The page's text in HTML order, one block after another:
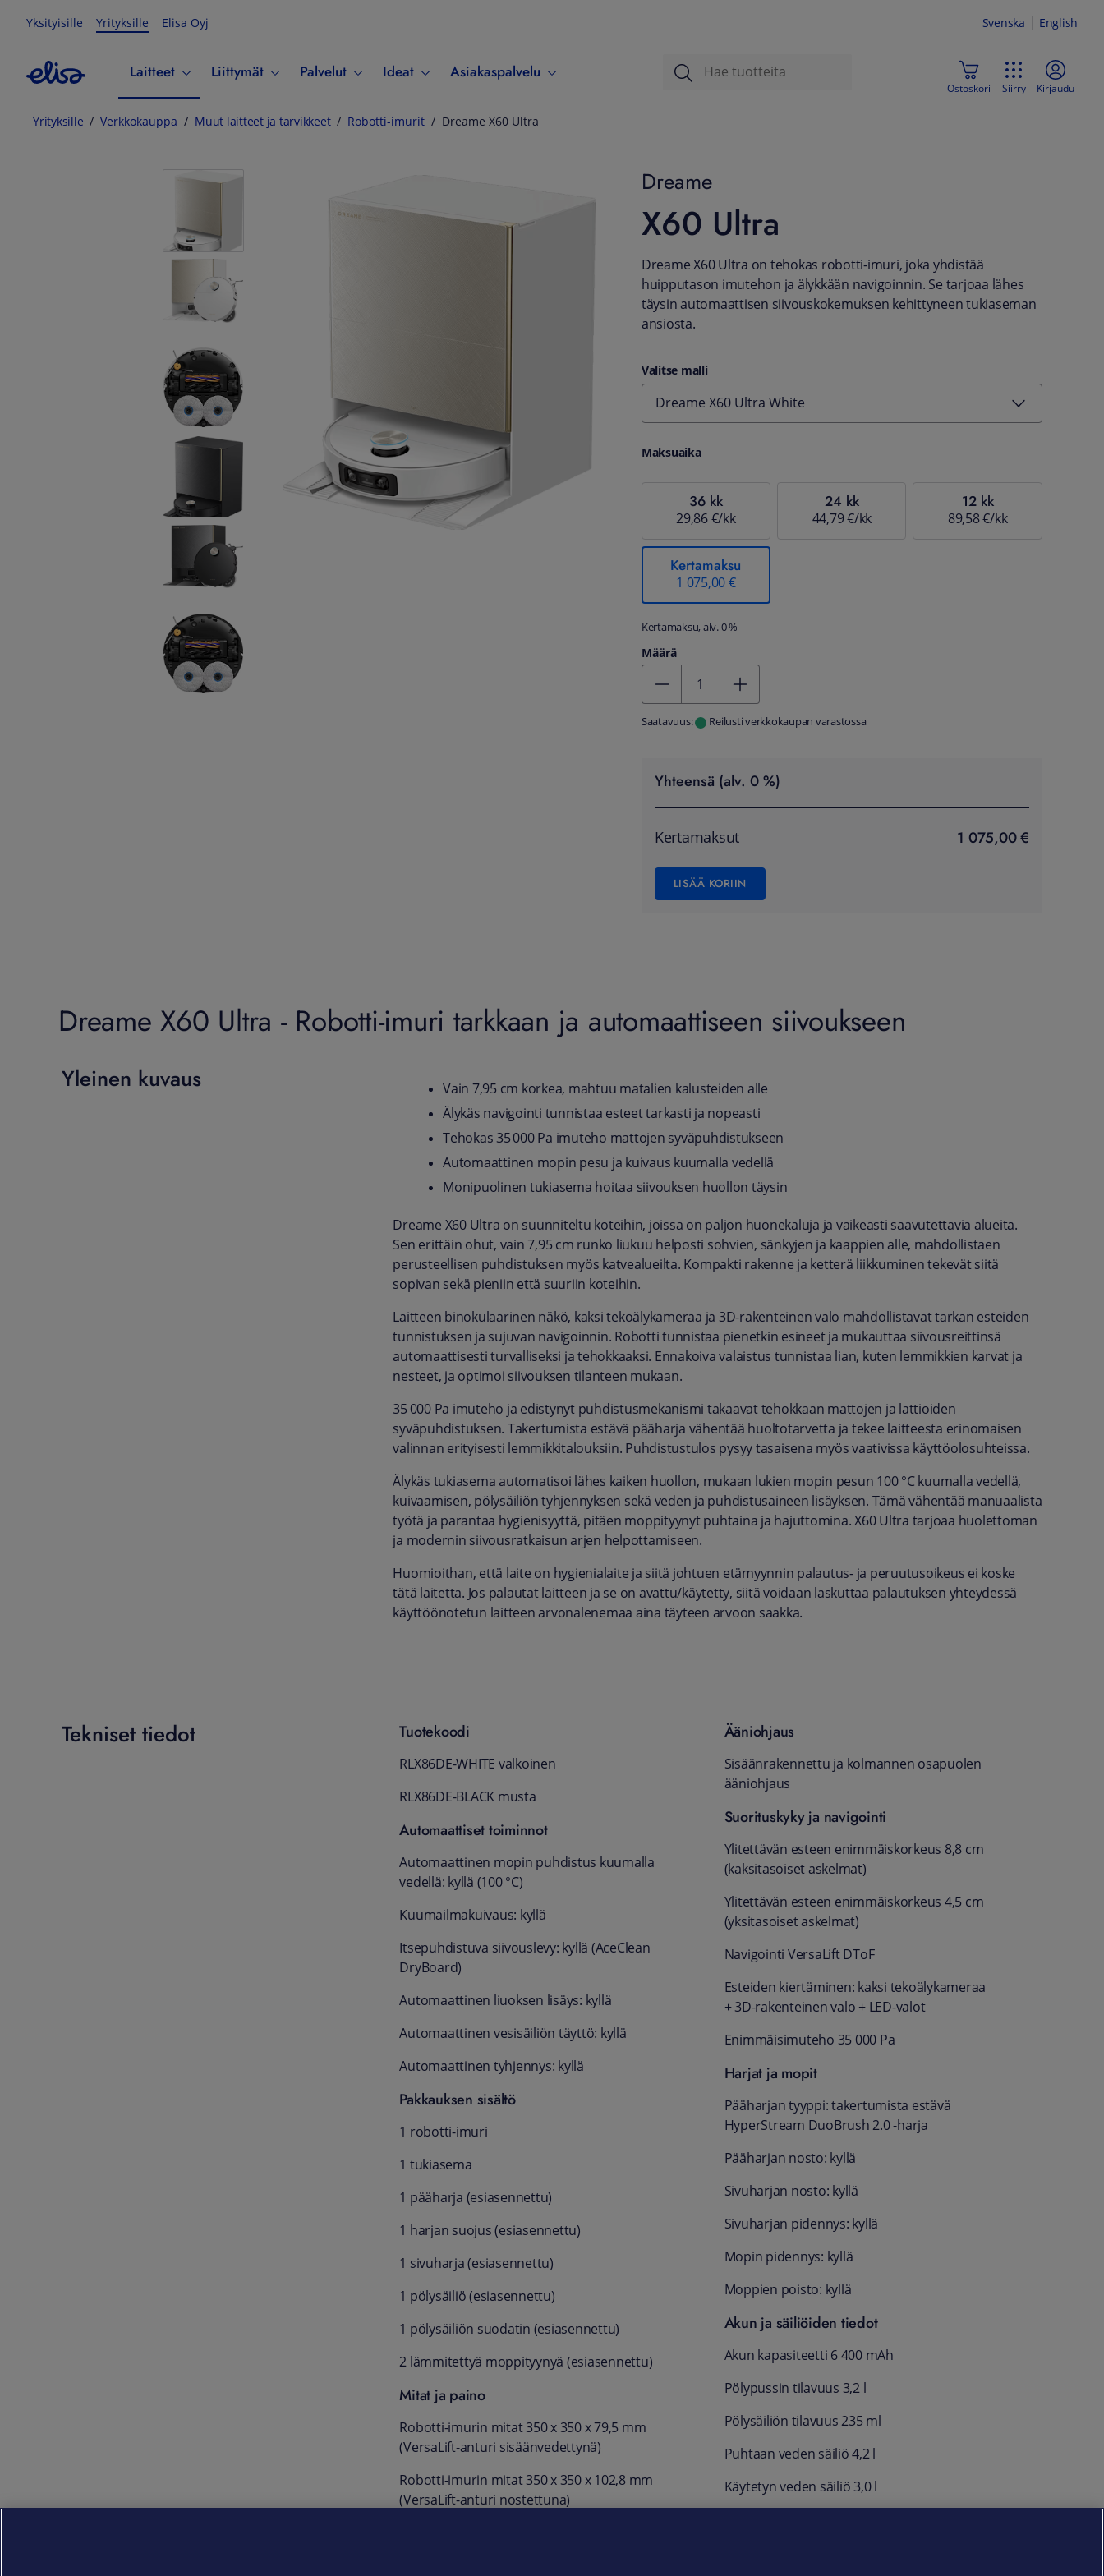
Yksityisille Yrityksille Elisa Oyj Svenska English
Laitteet Liittymät Palvelut Ideat Asiakaspalvelu
Ostoskori Siirry Kirjaudu
Yrityksille Verkkokauppa Muut laitteet ja tarvikkeet Robotti-imurit Dreame X60 Ultra
Dreame
X60 Ultra
Dreame X60 Ultra on tehokas robotti-imuri, joka yhdistää
huipputason imutehon ja älykkään navigoinnin. Se tarjoaa lähes
täysin automaattisen siivouskokemuksen kehittyneen tukiaseman
ansiosta.
Valitse malli
Dreame X60 Ultra White
Maksuaika
36 kk
29,86 €/kk
24 kk
44,79 €/kk
12 kk
89,58 €/kk
Kertamaksu
1 075,00 €
Kertamaksu, alv. 0 %
Määrä
Saatavuus: Reilusti verkkokaupan varastossa
Yhteensä (alv. 0 %)
Kertamaksut 1 075,00 €
LISÄÄ KORIIN
Dreame X60 Ultra - Robotti-imuri tarkkaan ja automaattiseen siivoukseen
Yleinen kuvaus
Vain 7,95 cm korkea, mahtuu matalien kalusteiden alle
Älykäs navigointi tunnistaa esteet tarkasti ja nopeasti
Tehokas 35 000 Pa imuteho mattojen syväpuhdistukseen
Automaattinen mopin pesu ja kuivaus kuumalla vedellä
Monipuolinen tukiasema hoitaa siivouksen huollon täysin
Dreame X60 Ultra on suunniteltu koteihin, joissa on paljon huonekaluja ja vaikeasti saavutettavia alueita.
Sen erittäin ohut, vain 7,95 cm runko liukuu helposti sohvien, sänkyjen ja kaappien alle, mahdollistaen
perusteellisen puhdistuksen myös katvealueilta. Kompakti rakenne ja ketterä liikkuminen tekevät siitä
sopivan sekä pieniin että suuriin koteihin.
Laitteen binokulaarinen näkö, kaksi tekoälykameraa ja 3D-rakenteinen valo mahdollistavat tarkan esteiden
tunnistuksen ja sujuvan navigoinnin. Robotti tunnistaa pienetkin esineet ja mukauttaa siivousreittinsä
automaattisesti turvalliseksi ja tehokkaaksi. Ennakoiva valaistus tunnistaa lian, kuten lemmikkien karvat ja
nesteet, ja optimoi siivouksen tilanteen mukaan.
35 000 Pa imuteho ja edistynyt puhdistusmekanismi takaavat tehokkaan mattojen ja lattioiden
syväpuhdistuksen. Takertumista estävä pääharja vähentää huoltotarvetta ja tekee laitteesta erinomaisen
valinnan erityisesti lemmikkitalouksiin. Puhdistustulos pysyy tasaisena myös vaativissa käyttöolosuhteissa.
Älykäs tukiasema automatisoi lähes kaiken huollon, mukaan lukien mopin pesun 100 °C kuumalla vedellä,
kuivaamisen, pölysäiliön tyhjennyksen sekä veden ja puhdistusaineen lisäyksen. Tämä vähentää manuaalista
työtä ja parantaa hygienisyyttä, pitäen moppityynyt puhtaina ja hajuttomina. X60 Ultra tarjoaa huolettoman
ja modernin siivousratkaisun arjen helpottamiseen.
Huomioithan, että laite on hygienialaite ja siitä johtuen etämyynnin palautus- ja peruutusoikeus ei koske
tätä laitetta. Jos palautat laitteen ja se on avattu/käytetty, siitä voidaan laskuttaa palautuksen yhteydessä
käyttöönotetun laitteen arvonalenemaa aina täyteen arvoon saakka.
Tekniset tiedot Tuotekoodi
RLX86DE-WHITE valkoinen
RLX86DE-BLACK musta
Automaattiset toiminnot
Automaattinen mopin puhdistus kuumalla
vedellä: kyllä (100 °C)
Kuumailmakuivaus: kyllä
Itsepuhdistuva siivouslevy: kyllä (AceClean
DryBoard)
Automaattinen liuoksen lisäys: kyllä
Automaattinen vesisäiliön täyttö: kyllä
Automaattinen tyhjennys: kyllä
Pakkauksen sisältö
1 robotti-imuri
1 tukiasema
1 pääharja (esiasennettu)
1 harjan suojus (esiasennettu)
1 sivuharja (esiasennettu)
1 pölysäiliö (esiasennettu)
1 pölysäiliön suodatin (esiasennettu)
2 lämmitettyä moppityynyä (esiasennettu)
Mitat ja paino
Robotti-imurin mitat 350 x 350 x 79,5 mm
(VersaLift-anturi sisäänvedettynä)
Robotti-imurin mitat 350 x 350 x 102,8 mm
(VersaLift-anturi nostettuna)
Ääniohjaus
Sisäänrakennettu ja kolmannen osapuolen
ääniohjaus
Suorituskyky ja navigointi
Ylitettävän esteen enimmäiskorkeus 8,8 cm
(kaksitasoiset askelmat)
Ylitettävän esteen enimmäiskorkeus 4,5 cm
(yksitasoiset askelmat)
Navigointi VersaLift DToF
Esteiden kiertäminen: kaksi tekoälykameraa
+ 3D-rakenteinen valo + LED-valot
Enimmäisimuteho 35 000 Pa
Harjat ja mopit
Pääharjan tyyppi: takertumista estävä
HyperStream DuoBrush 2.0 -harja
Pääharjan nosto: kyllä
Sivuharjan nosto: kyllä
Sivuharjan pidennys: kyllä
Mopin pidennys: kyllä
Moppien poisto: kyllä
Akun ja säiliöiden tiedot
Akun kapasiteetti 6 400 mAh
Pölypussin tilavuus 3,2 l
Pölysäiliön tilavuus 235 ml
Puhtaan veden säiliö 4,2 l
Käytetyn veden säiliö 3,0 l